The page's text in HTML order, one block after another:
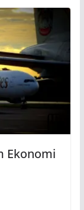
Ekonomi